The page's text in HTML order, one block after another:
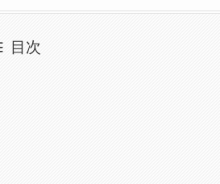
目次